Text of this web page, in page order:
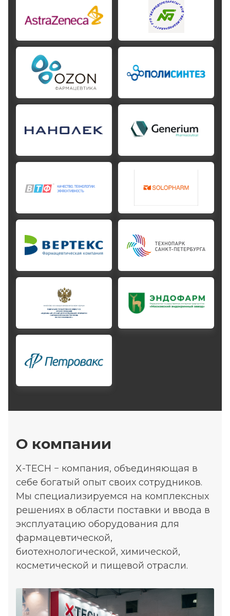
О компании
X-TECH − компания, объединяющая в
себе богатый опыт своих сотрудников.
Мы специализируемся на комплексных
решениях в области поставки и ввода в
эксплуатацию оборудования для
фармацевтической,
биотехнологической, химической,
косметической и пищевой отрасли.